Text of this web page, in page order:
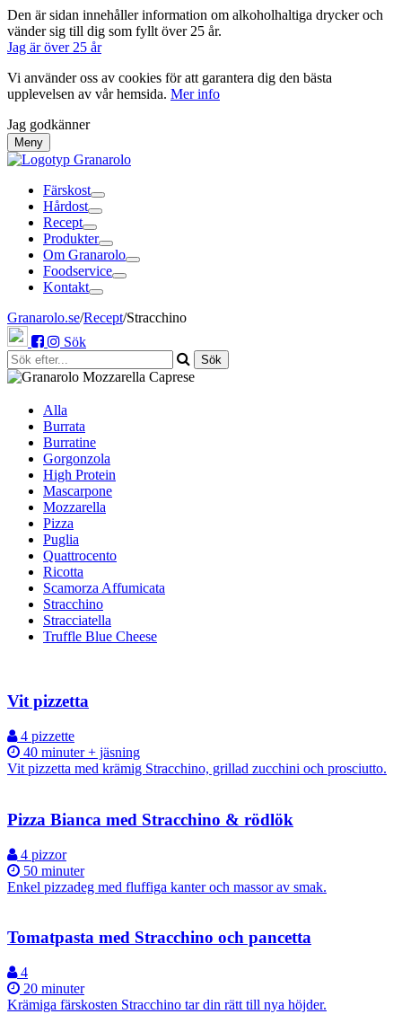
Den är sidan innehåller information om alkoholhaltiga drycker och
vänder sig till dig som fyllt över 25 år.
Jag är över 25 år
Vi använder oss av cookies för att garantera dig den bästa
upplevelsen av vår hemsida. Mer info
Jag godkänner
Meny
Färskost
Hårdost
Recept
Produkter
Om Granarolo
Foodservice
Kontakt
Granarolo.se/Recept/Stracchino
Sök
Alla
Burrata
Burratine
Gorgonzola
High Protein
Mascarpone
Mozzarella
Pizza
Puglia
Quattrocento
Ricotta
Scamorza Affumicata
Stracchino
Stracciatella
Truffle Blue Cheese
Vit pizzetta
4 pizzette
40 minuter + jäsning
Vit pizzetta med krämig Stracchino, grillad zucchini och prosciutto.
Pizza Bianca med Stracchino & rödlök
4 pizzor
50 minuter
Enkel pizzadeg med fluffiga kanter och massor av smak.
Tomatpasta med Stracchino och pancetta
4
20 minuter
Krämiga färskosten Stracchino tar din rätt till nya höjder.